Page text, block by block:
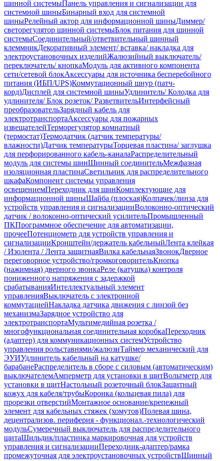
шинной системыПанель управления и сигнализации для
системной шиныБинарный вход для системной
шиныРелейный актор для информационной шиныДиммер/
светорегулятор шинной системыБлок питания для шинной
системыСоединительный/ответвительный шинный
клеммникДекоративный элемент/ вставка/ накладка для
электроустановочных изделийЖалюзийный выключатель/
переключатель/ кнопкаМодуль для активного компонента
сети/сетевой блокАксессуары для источника бесперебойного
питания (ИБП/UPS)Коммутационный шнур (патч-
корд)Дисплей для системной шиныУдлинитель/ Колодка для
удлинителя/ Блок розеток/ РазветвительИнтерфейсный
преобразовательЗарядный кабель для
электротранспортаАксессуары для пожарных
извещателейТерморегулятор комнатный
(термостат)Термодатчик (датчик температуры/
влажности)Датчик температурыТорцевая пластина/ заглушка
для перфорированного кабель-каналаРаспределительный
модуль для системы шинШинный соединительМежфазная
изоляционная пластинаСветильник для распределительного
шкафаКомпонент системы управления
освещениемПереходник для шинКомплектующие для
информационной шиныШайба (плоская)Колпачек/линза для
устройств управления и сигнализацииВолоконно-оптический
датчик / волоконно-оптический усилительПромышленный
ПКПрограммное обеспечение для автоматизации,
прочееПотенциометр для устройств управления и
сигнализацииКронштейн/держатель кабельныйЛента клейкая
/ Изолента / Лента защитнаяВилка кабельнаяЗвонокДверное
переговорное устройство/громкоговорительКнопка
(нажимная) дверного звонкаРеле (катушка) контроля
пониженного напряжения с задержкой
срабатыванияИнтеллектуальный элемент
управленияВыключатель с электронной
коммутациейНакладка датчика движения с линзой без
механизмаЗарядное устройство для
электротранспортаМультимедийная розетка /
многофункциональная соединительная коробкаПереходник
(адаптер) для коммуникационных системУстройство
управления рольставнями/жалюзиТаймер механический для
ЭУИУдлинитель кабельный на катушке/
барабанеРаспределитель в сборе с силовым (автоматическим)
выключателемАмперметр для установки в щитВольтметр для
установки в щитНастольный розеточный блокЗащитный
кожух для кабеля/трубыКоронка (кольцевая пила) для
прорезки отверстийМонтажное основание/крепежный
элемент для кабельных стяжек (хомутов)Полевая шина,
децентрализов. периферия - функционал.-технологический
модульСумеречный выключатель для распределительного
щитаШильдик/пластинка маркировочная для устройств
управления и сигнализацииПереходник-адаптер/рамка
промежуточная для электроустановочных устройствШинный